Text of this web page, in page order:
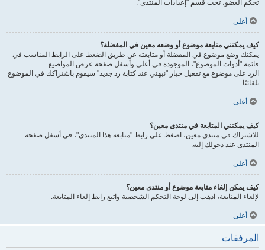
تحكم العضو، تحت قسم "إعدادات المنتدى".
أعلى
كيف يمكنني متابعة موضوع أو وضعه معين في المفضلة؟
يمكنك وضع موضوع في المفضلة أو متابعته عن طريق الضغط على الرابط المناسب في
قائمة "أدوات الموضوع"، الموجودة في أعلى وأسفل صفحة عرض المواضيع.
الرد على موضوع مع تفعيل خيار "نبهني عند كتابة رد جديد" سيقوم باشتراكك في الموضوع
تلقائيًا.
أعلى
كيف يمكنني المتابعة في منتدى معين؟
للاشتراك في منتدى معين، اضغط على رابط "متابعة هذا المنتدى"، في أسفل صفحة
المنتدى عند دخولك إليه.
أعلى
كيف يمكن إلغاء متابعة موضوع أو منتدى معين؟
لإلغاء المتابعة، اذهب إلى لوحة التحكم الشخصية واتبع رابط إلغاء المتابعة.
أعلى
المرفقات